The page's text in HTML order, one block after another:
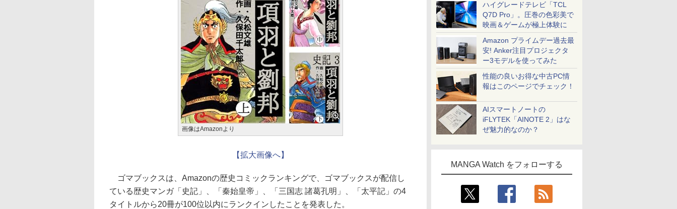
ハイグレードテレビ「TCL
Q7D Pro」。圧巻の色彩美で
映画＆ゲームが極上体験に
Amazon プライムデー過去最
安! Anker注目プロジェクタ
ー3モデルを使ってみた
性能の良いお得な中古PC情
報はこのページでチェック！
AIスマートノートの
iFLYTEK「AINOTE 2」はな
ぜ魅力的なのか？
MANGA Watch をフォローする
画像はAmazonより
【拡大画像へ】
ゴマブックスは、Amazonの歴史コミックランキングで、ゴマブックスが配信し
ている歴史マンガ「史記」、「秦始皇帝」、「三国志 諸葛孔明」、「太平記」の4
タイトルから20冊が100位以内にランクインしたことを発表した。